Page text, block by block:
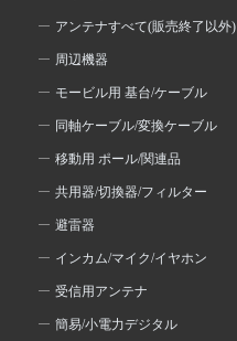
アンテナすべて(販売終了以外)
周辺機器
モービル用 基台/ケーブル
同軸ケーブル/変換ケーブル
移動用 ポール/関連品
共用器/切換器/フィルター
避雷器
インカム/マイク/イヤホン
受信用アンテナ
簡易/小電力デジタル